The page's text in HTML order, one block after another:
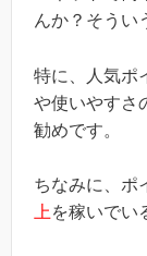
んか？そうい
特に、人気ポ
や使いやすさ
勧めです。
ちなみに、ポ
上 を稼いでい